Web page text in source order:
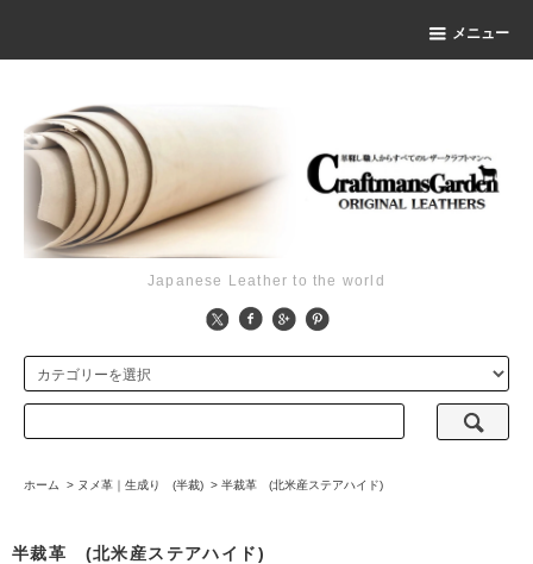
メニュー
Japanese Leather to the world
ホーム > ヌメ革｜生成り (半裁) > 半裁革 (北米産ステアハイド)
半裁革 (北米産ステアハイド)